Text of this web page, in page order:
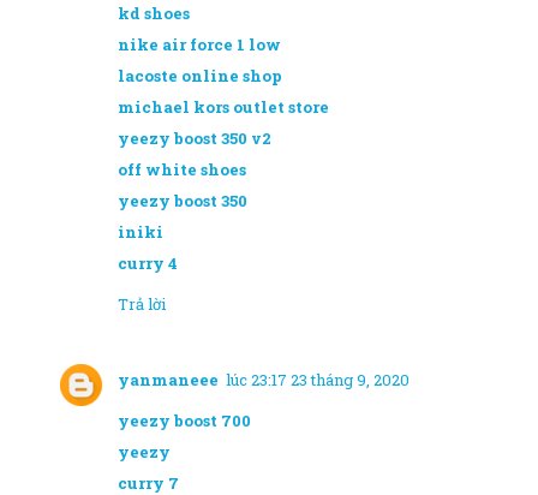
kd shoes
nike air force 1 low
lacoste online shop
michael kors outlet store
yeezy boost 350 v2
off white shoes
yeezy boost 350
iniki
curry 4
Trả lời
yanmaneee lúc 23:17 23 tháng 9, 2020
yeezy boost 700
yeezy
curry 7